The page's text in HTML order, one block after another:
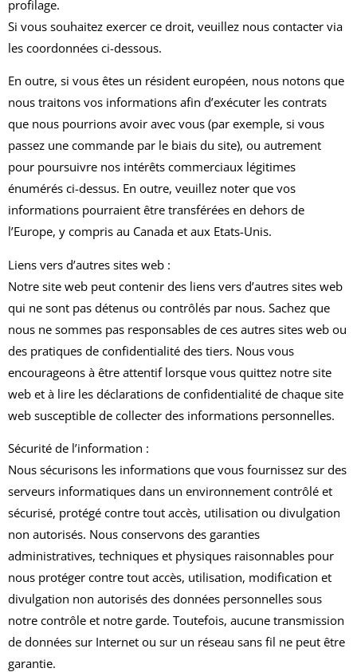
profilage.
Si vous souhaitez exercer ce droit, veuillez nous contacter via
les coordonnées ci-dessous.
En outre, si vous êtes un résident européen, nous notons que
nous traitons vos informations afin d’exécuter les contrats
que nous pourrions avoir avec vous (par exemple, si vous
passez une commande par le biais du site), ou autrement
pour poursuivre nos intérêts commerciaux légitimes
énumérés ci-dessus. En outre, veuillez noter que vos
informations pourraient être transférées en dehors de
l’Europe, y compris au Canada et aux Etats-Unis.
Liens vers d’autres sites web :
Notre site web peut contenir des liens vers d’autres sites web
qui ne sont pas détenus ou contrôlés par nous. Sachez que
nous ne sommes pas responsables de ces autres sites web ou
des pratiques de confidentialité des tiers. Nous vous
encourageons à être attentif lorsque vous quittez notre site
web et à lire les déclarations de confidentialité de chaque site
web susceptible de collecter des informations personnelles.
Sécurité de l’information :
Nous sécurisons les informations que vous fournissez sur des
serveurs informatiques dans un environnement contrôlé et
sécurisé, protégé contre tout accès, utilisation ou divulgation
non autorisés. Nous conservons des garanties
administratives, techniques et physiques raisonnables pour
nous protéger contre tout accès, utilisation, modification et
divulgation non autorisés des données personnelles sous
notre contrôle et notre garde. Toutefois, aucune transmission
de données sur Internet ou sur un réseau sans fil ne peut être
garantie.